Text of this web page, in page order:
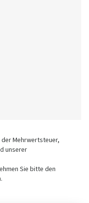
Mehrwertsteuer,
unserer
Sie bitte den